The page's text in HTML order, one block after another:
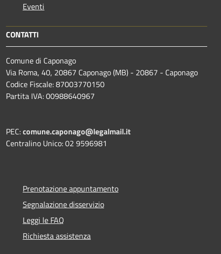
Eventi
CONTATTI
Comune di Caponago
Via Roma, 40, 20867 Caponago (MB) - 20867 - Caponago
Codice Fiscale: 87003770150
Partita IVA: 00988640967
PEC:comune.caponago@legalmail.it
Centralino Unico: 02 9596981
Prenotazione appuntamento
Segnalazione disservizio
Leggi le FAQ
Richiesta assistenza